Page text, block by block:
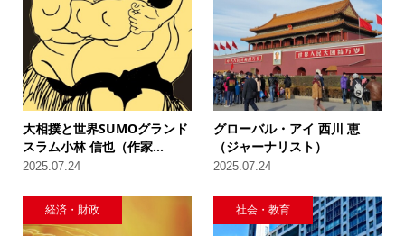
大相撲と世界SUMOグランド
スラム小林 信也（作家...
2025.07.24
グローバル・アイ 西川 恵
（ジャーナリスト）
2025.07.24
経済・財政 社会・教育